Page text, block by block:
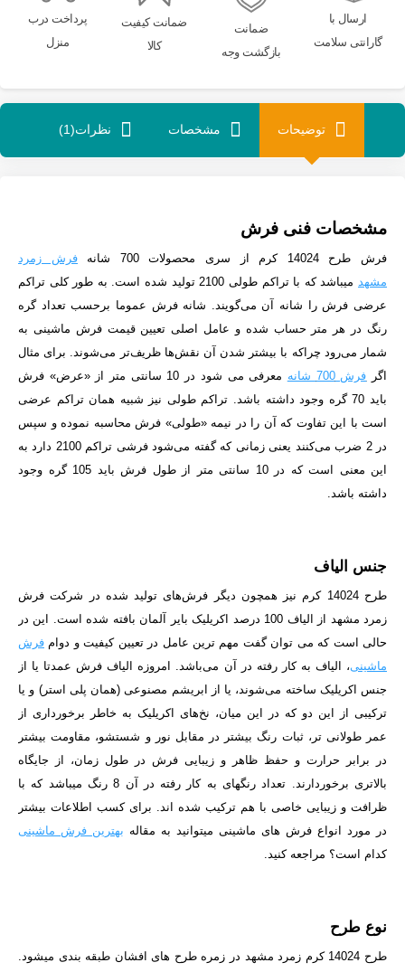
ارسال با
گارانتی سلامت
ضمانت
بازگشت وجه
ضمانت کیفیت
کالا
پرداخت درب
منزل
توضیحات مشخصات نظرات(1)
مشخصات فنی فرش
فرش طرح 14024 کرم از سری محصولات 700 شانه
فرش زمرد
مشهد
میباشد که با تراکم طولی 2100 تولید شده است. به طور کلی تراکم
عرضی فرش را شانه آن می‌گویند. شانه فرش عموما برحسب تعداد گره
رنگ در هر متر حساب شده و عامل اصلی تعیین قیمت فرش ماشینی به
شمار می‌رود چراکه با بیشتر شدن آن نقش‌ها ظریف‌تر می‌شوند. برای مثال
اگر فرش 700 شانه
معرفی می شود در 10 سانتی متر از «عرض» فرش
باید 70 گره وجود داشته باشد. تراکم طولی نیز شبیه همان تراکم عرضی
است با این تفاوت که آن را در نیمه «طولی» فرش محاسبه نموده و سپس
در 2 ضرب می‌کنند یعنی زمانی که گفته می‌شود فرشی تراکم 2100 دارد به
این معنی است که در 10 سانتی متر از طول فرش باید 105 گره وجود
داشته باشد.
جنس الیاف
طرح 14024 کرم
نیز همچون دیگر فرش‌های تولید شده در شرکت فرش
زمرد مشهد از الیاف 100 درصد اکریلیک بایر آلمان بافته شده است. این در
حالی است که می توان گفت مهم ترین عامل در تعیین کیفیت و دوام فرش
ماشینی، الیاف به کار رفته در آن می‌باشد. امروزه الیاف فرش عمدتا یا از
جنس اکریلیک ساخته می‌شوند، یا از ابریشم مصنوعی (همان پلی استر) و یا
ترکیبی از این دو که در این میان، نخ‌های اکریلیک به خاطر برخورداری از
عمر طولانی تر، ثبات رنگ بیشتر در مقابل نور و شستشو، مقاومت بیشتر
در برابر حرارت و حفظ ظاهر و زیبایی فرش در طول زمان، از جایگاه
بالاتری برخوردارند. تعداد رنگ­­های به کار رفته در آن 8 رنگ می­باشد که با
ظرافت و زیبایی خاصی با هم ترکیب شده­ اند. برای کسب اطلاعات بیشتر
در مورد انواع فرش های ماشینی میتوانید به مقاله بهترین فرش ماشینی
کدام است؟ مراجعه کنید.
نوع طرح
طرح 14024 کرم زمرد مشهد در زمره طرح های افشان طبقه بندی می­شود.